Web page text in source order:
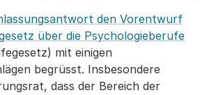
den Vorentwurf
über die Psychologieberufe
mit einigen
begrüsst. Insbesondere
dass der Bereich der